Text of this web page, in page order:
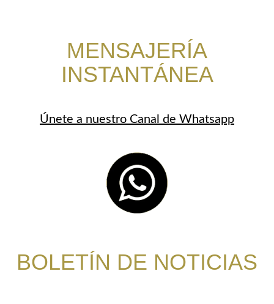
MENSAJERÍA
INSTANTÁNEA
Únete a nuestro Canal de Whatsapp
BOLETÍN DE NOTICIAS